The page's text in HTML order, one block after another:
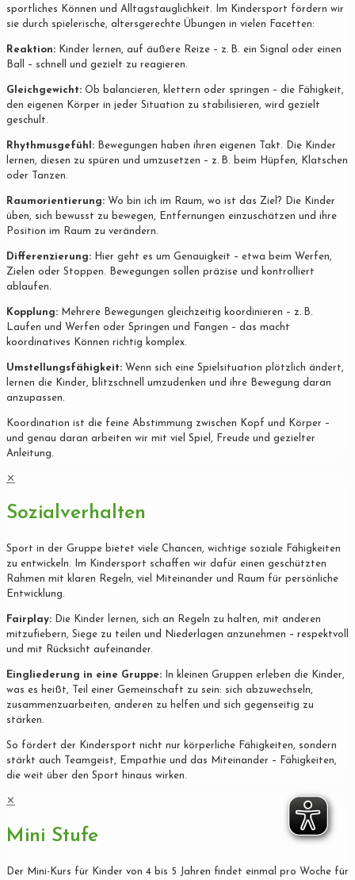
sportliches Können und Alltagstauglichkeit. Im Kindersport fördern wir
sie durch spielerische, altersgerechte Übungen in vielen Facetten:
Reaktion: Kinder lernen, auf äußere Reize – z. B. ein Signal oder einen
Ball – schnell und gezielt zu reagieren.
Gleichgewicht: Ob balancieren, klettern oder springen – die Fähigkeit,
den eigenen Körper in jeder Situation zu stabilisieren, wird gezielt
geschult.
Rhythmusgefühl: Bewegungen haben ihren eigenen Takt. Die Kinder
lernen, diesen zu spüren und umzusetzen – z. B. beim Hüpfen, Klatschen
oder Tanzen.
Raumorientierung: Wo bin ich im Raum, wo ist das Ziel? Die Kinder
üben, sich bewusst zu bewegen, Entfernungen einzuschätzen und ihre
Position im Raum zu verändern.
Differenzierung: Hier geht es um Genauigkeit – etwa beim Werfen,
Zielen oder Stoppen. Bewegungen sollen präzise und kontrolliert
ablaufen.
Kopplung: Mehrere Bewegungen gleichzeitig koordinieren – z. B.
Laufen und Werfen oder Springen und Fangen – das macht
koordinatives Können richtig komplex.
Umstellungsfähigkeit: Wenn sich eine Spielsituation plötzlich ändert,
lernen die Kinder, blitzschnell umzudenken und ihre Bewegung daran
anzupassen.
Koordination ist die feine Abstimmung zwischen Kopf und Körper –
und genau daran arbeiten wir mit viel Spiel, Freude und gezielter
Anleitung.
✕
Sozialverhalten
Sport in der Gruppe bietet viele Chancen, wichtige soziale Fähigkeiten
zu entwickeln. Im Kindersport schaffen wir dafür einen geschützten
Rahmen mit klaren Regeln, viel Miteinander und Raum für persönliche
Entwicklung.
Fairplay: Die Kinder lernen, sich an Regeln zu halten, mit anderen
mitzufiebern, Siege zu teilen und Niederlagen anzunehmen – respektvoll
und mit Rücksicht aufeinander.
Eingliederung in eine Gruppe: In kleinen Gruppen erleben die Kinder,
was es heißt, Teil einer Gemeinschaft zu sein: sich abzuwechseln,
zusammenzuarbeiten, anderen zu helfen und sich gegenseitig zu
stärken.
So fördert der Kindersport nicht nur körperliche Fähigkeiten, sondern
stärkt auch Teamgeist, Empathie und das Miteinander – Fähigkeiten,
die weit über den Sport hinaus wirken.
✕
Mini Stufe
Der Mini-Kurs für Kinder von 4 bis 5 Jahren findet einmal pro Woche für